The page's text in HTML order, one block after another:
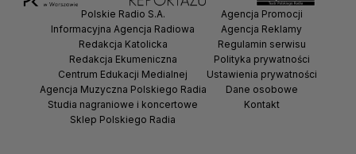
Polskie Radio S.A.
Informacyjna Agencja Radiowa
Redakcja Katolicka
Redakcja Ekumeniczna
Centrum Edukacji Medialnej
Agencja Muzyczna Polskiego Radia
Studia nagraniowe i koncertowe
Sklep Polskiego Radia
Agencja Promocji
Agencja Reklamy
Regulamin serwisu
Polityka prywatności
Ustawienia prywatności
Dane osobowe
Kontakt